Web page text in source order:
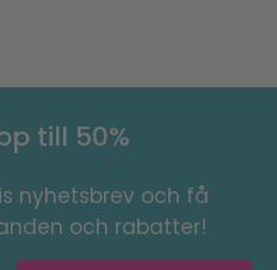
till 50%
nyhetsbrev och få
och rabatter!